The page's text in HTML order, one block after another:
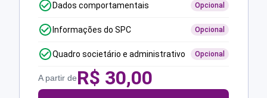
Dados comportamentais Opcional
Informações do SPC Opcional
Quadro societário e administrativo Opcional
A partir deR$ 30,00